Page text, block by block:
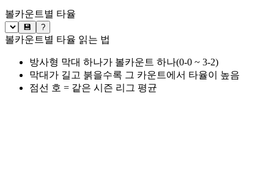
볼카운트별 타율
💾 ?
볼카운트별 타율 읽는 법
방사형 막대 하나가 볼카운트 하나(0-0 ~ 3-2)
막대가 길고 붉을수록 그 카운트에서 타율이 높음
점선 호 = 같은 시즌 리그 평균